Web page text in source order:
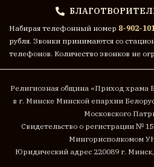
Набирая телефонный номер 8-902-
рубля. Звонки принимаются со
телефонов. Количество звонков не
Религиозная община «Приход храма
в г. Минске Минской епархии
Московского
Cвидетельство о регистрации №
Мингорисполкомом
Юридический адрес 220089 г.